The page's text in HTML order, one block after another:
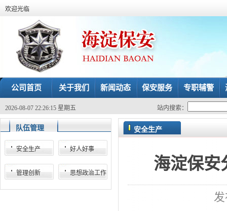
欢迎光临
公司首页 关于我们 新闻动态 保安服务 专职辅警
2026-08-07 22:26:16 星期五 站内搜索：
队伍管理
安全生产 好人好事
管理创新 思想政治工作
安全生产
海淀保安